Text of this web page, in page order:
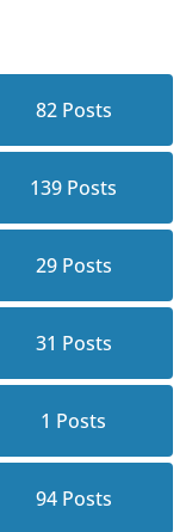
82Posts
139 Posts
29Posts
31 Posts
1 Posts
94Posts